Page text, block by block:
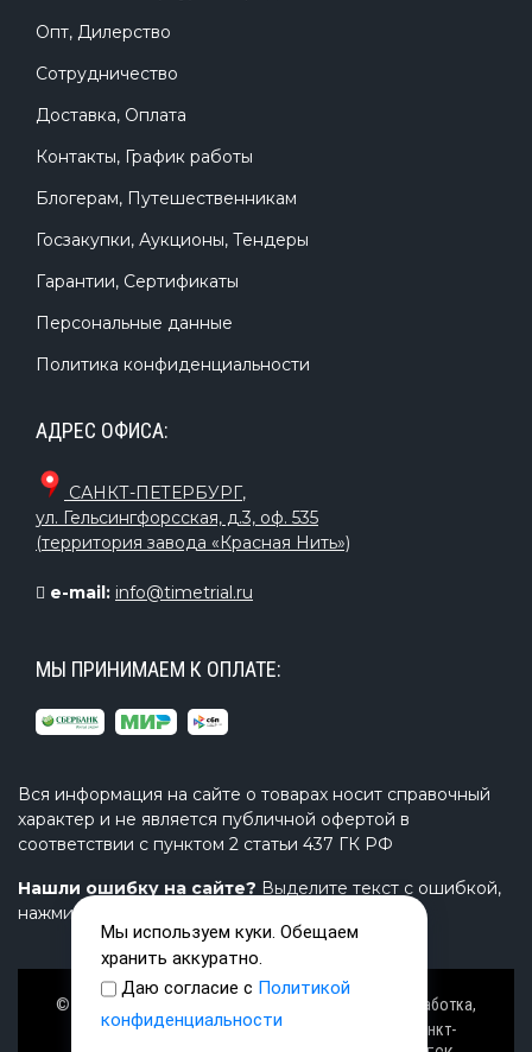
Опт, Дилерство
Сотрудничество
Доставка, Оплата
Контакты, График работы
Блогерам, Путешественникам
Госзакупки, Аукционы, Тендеры
Гарантии, Сертификаты
Персональные данные
Политика конфиденциальности
АДРЕС ОФИСА:
САНКТ-ПЕТЕРБУРГ,
ул. Гельсингфорсская, д.3, оф. 535
(территория завода «Красная Нить»)
e-mail: info@timetrial.ru
МЫ ПРИНИМАЕМ К ОПЛАТЕ:
Вся информация на сайте о товарах носит справочный
характер и не является публичной офертой в
соответствии с пунктом 2 статьи 437 ГК РФ
Нашли ошибку на сайте? Выделите текст с ошибкой,
нажмите Ctrl+Enter и напишите нам.
© Завод TimeTrial (ТаймТриал) - производство, разработка,
проектирование надувных изделий, товаров в Санкт-
Мы используем куки. Обещаем
хранить аккуратно.
Даю согласие с Политикой
конфиденциальности